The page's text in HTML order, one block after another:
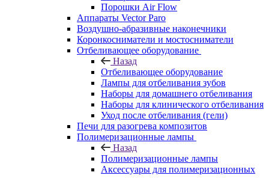
Порошки Air Flow
Аппараты Vector Paro
Воздушно-абразивные наконечники
Коронкосниматели и мостосниматели
Отбеливающее оборудование
Назад
Отбеливающее оборудование
Лампы для отбеливания зубов
Наборы для домашнего отбеливания
Наборы для клинического отбеливания
Уход после отбеливания (гели)
Печи для разогрева композитов
Полимеризационные лампы
Назад
Полимеризационные лампы
Аксессуары для полимеризационных